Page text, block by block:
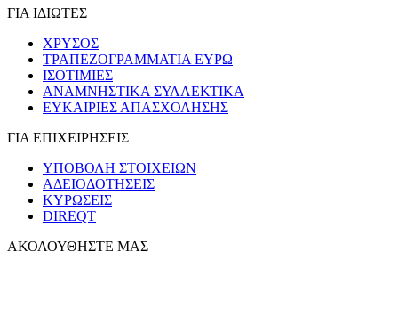
ΓΙΑ ΙΔΙΩΤΕΣ
ΧΡΥΣΟΣ
ΤΡΑΠΕΖΟΓΡΑΜΜΑΤΙΑ ΕΥΡΩ
ΙΣΟΤΙΜΙΕΣ
ΑΝΑΜΝΗΣΤΙΚΑ ΣΥΛΛΕΚΤΙΚΑ
ΕΥΚΑΙΡΙΕΣ ΑΠΑΣΧΟΛΗΣΗΣ
ΓΙΑ ΕΠΙΧΕΙΡΗΣΕΙΣ
ΥΠΟΒΟΛΗ ΣΤΟΙΧΕΙΩΝ
ΑΔΕΙΟΔΟΤΗΣΕΙΣ
ΚΥΡΩΣΕΙΣ
DIREQT
ΑΚΟΛΟΥΘΗΣΤΕ ΜΑΣ